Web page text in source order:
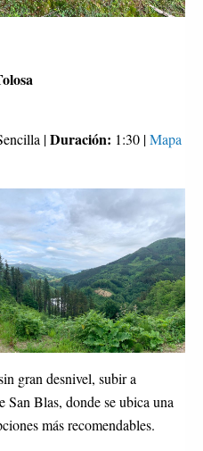
|Duración: 1:30 |Mapa
gran desnivel, subir a
San Blas, donde se ubica una
más recomendables.